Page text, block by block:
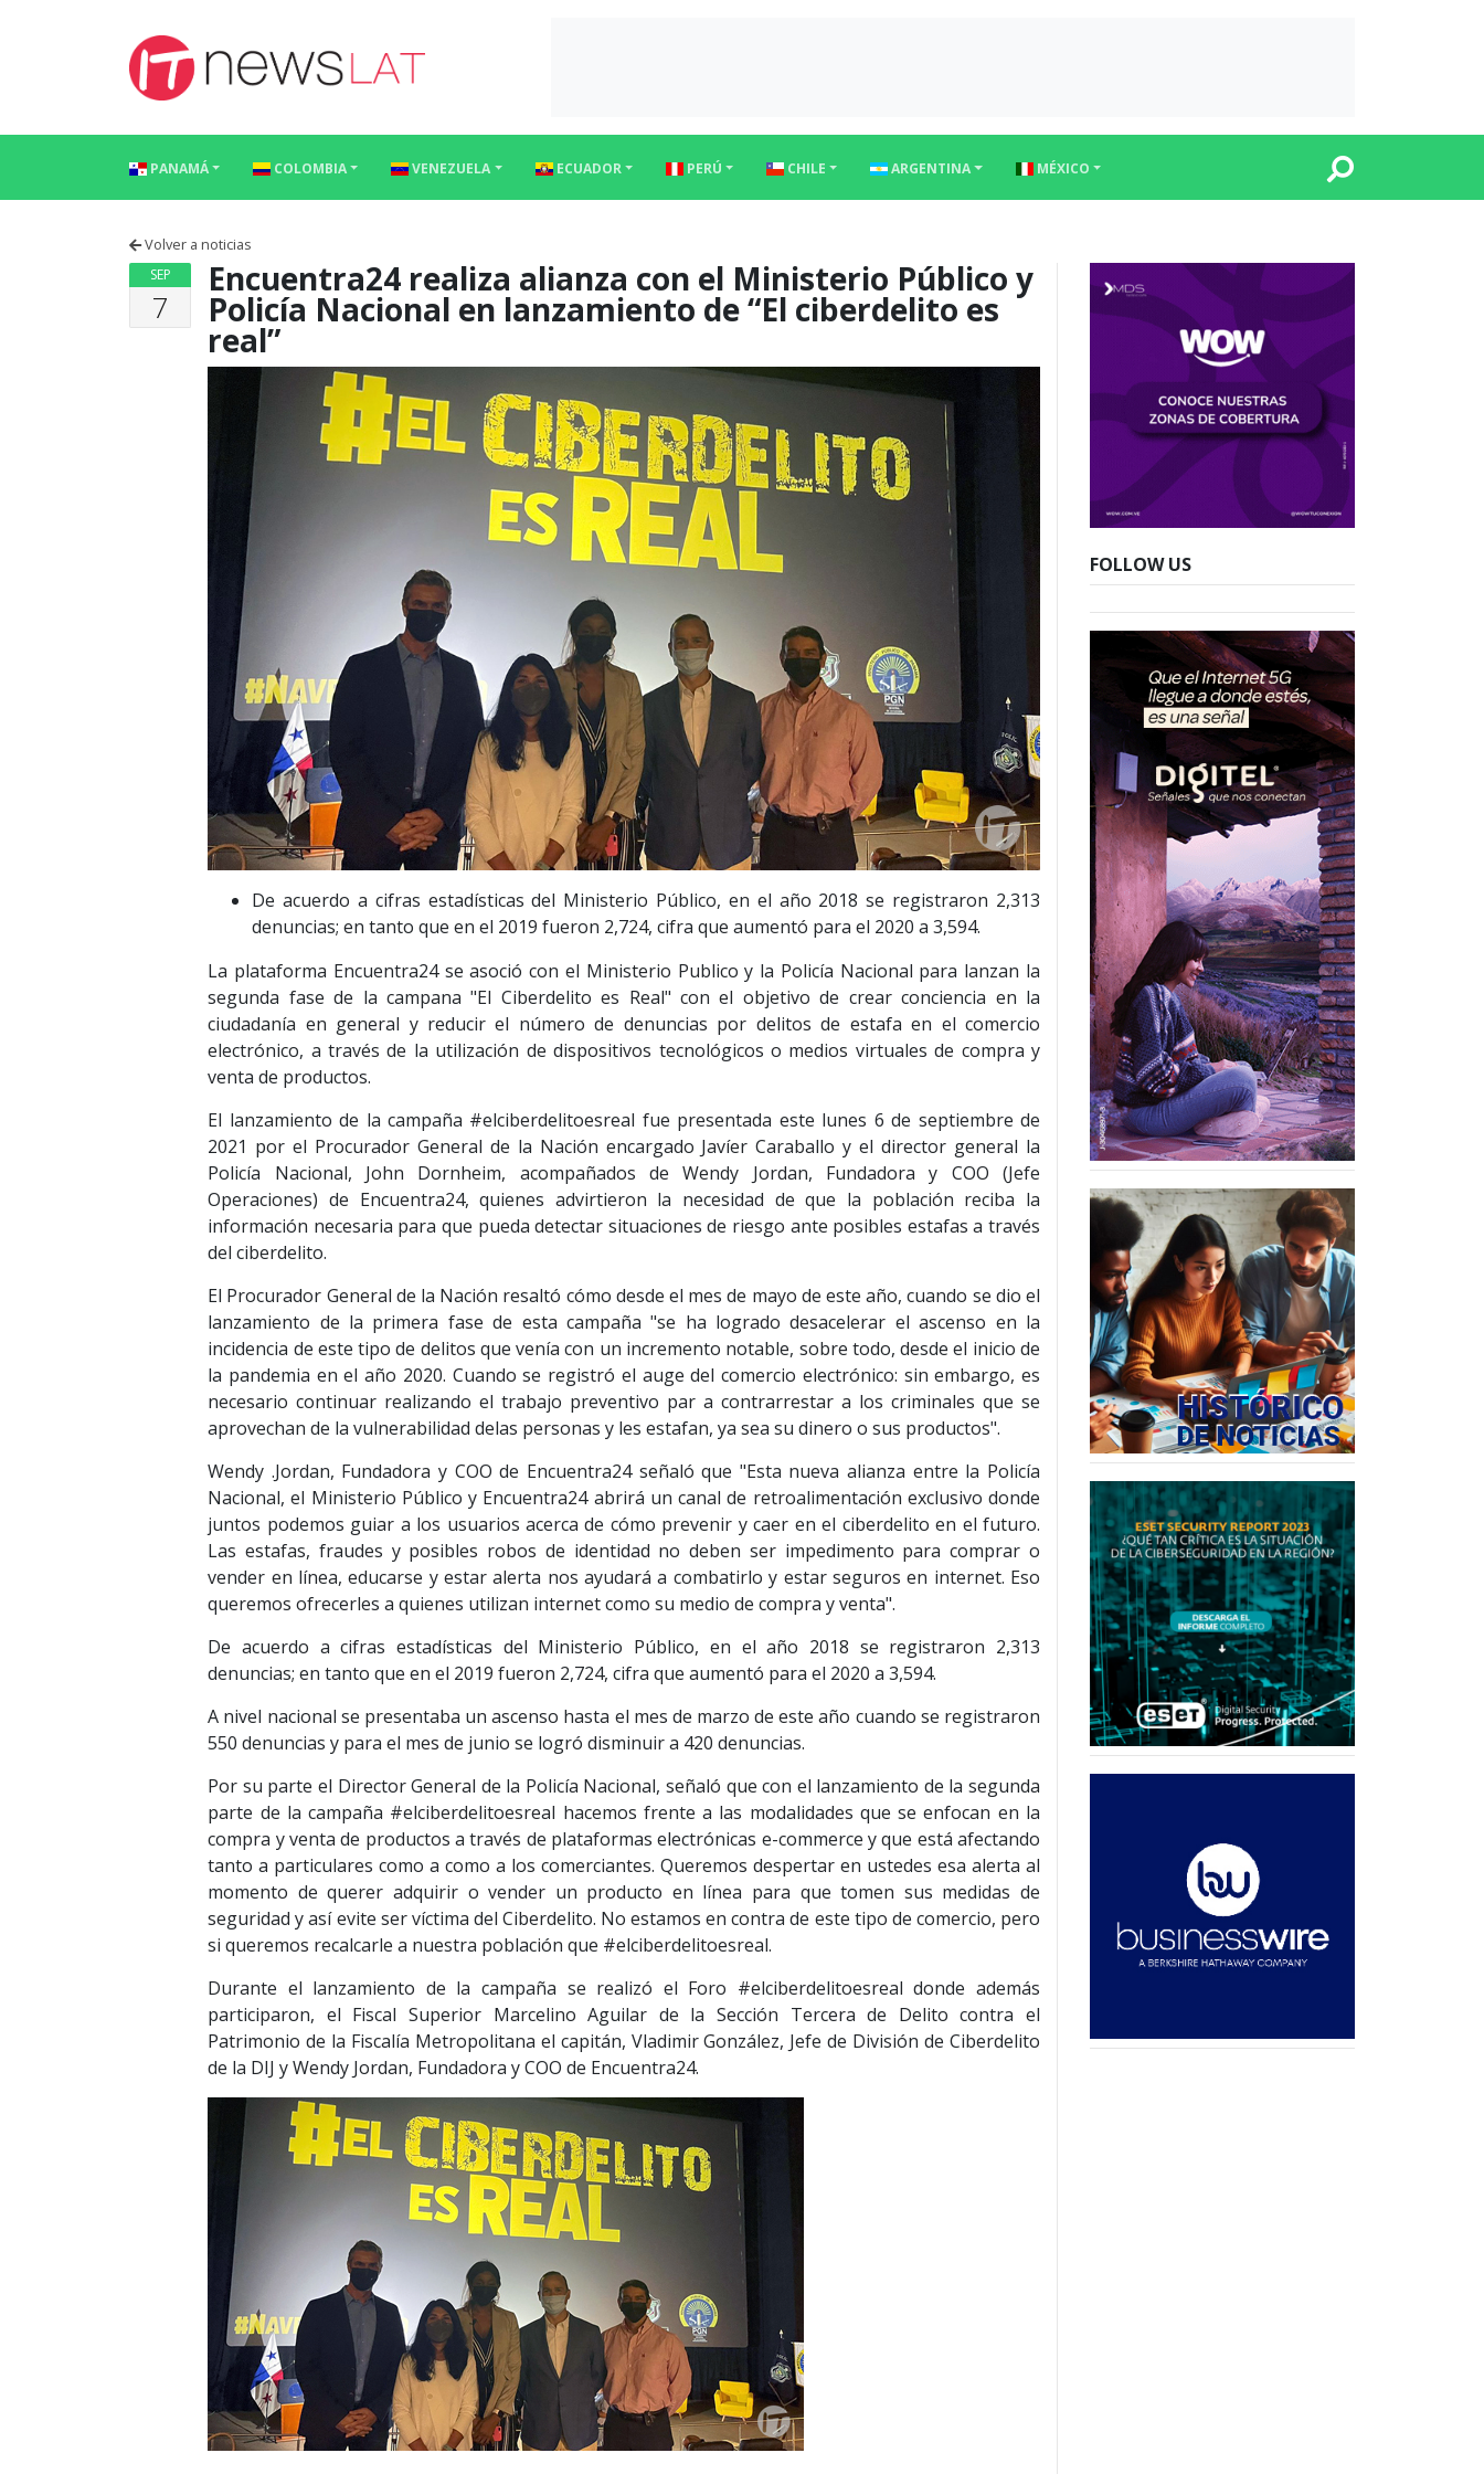
PANAMÁ COLOMBIA VENEZUELA ECUADOR PERÚ CHILE ARGENTINA MÉXICO
Volver a noticias
SEP
7
Encuentra24 realiza alianza con el Ministerio Público y
Policía Nacional en lanzamiento de “El ciberdelito es
real”
De acuerdo a cifras estadísticas del Ministerio Público, en el año 2018 se registraron 2,313
denuncias; en tanto que en el 2019 fueron 2,724, cifra que aumentó para el 2020 a 3,594.
La plataforma Encuentra24 se asoció con el Ministerio Publico y la Policía Nacional para lanzan la
segunda fase de la campana "El Ciberdelito es Real" con el objetivo de crear conciencia en la
ciudadanía en general y reducir el número de denuncias por delitos de estafa en el comercio
electrónico, a través de la utilización de dispositivos tecnológicos o medios virtuales de compra y
venta de productos.
El lanzamiento de la campaña #elciberdelitoesreal fue presentada este lunes 6 de septiembre de
2021 por el Procurador General de la Nación encargado Javíer Caraballo y el director general la
Policía Nacional, John Dornheim, acompañados de Wendy Jordan, Fundadora y COO (Jefe
Operaciones) de Encuentra24, quienes advirtieron la necesidad de que la población reciba la
información necesaria para que pueda detectar situaciones de riesgo ante posibles estafas a través
del ciberdelito.
El Procurador General de la Nación resaltó cómo desde el mes de mayo de este año, cuando se dio el
lanzamiento de la primera fase de esta campaña "se ha logrado desacelerar el ascenso en la
incidencia de este tipo de delitos que venía con un incremento notable, sobre todo, desde el inicio de
la pandemia en el año 2020. Cuando se registró el auge del comercio electrónico: sin embargo, es
necesario continuar realizando el trabajo preventivo par a contrarrestar a los criminales que se
aprovechan de la vulnerabilidad delas personas y les estafan, ya sea su dinero o sus productos".
Wendy .Jordan, Fundadora y COO de Encuentra24 señaló que "Esta nueva alianza entre la Policía
Nacional, el Ministerio Público y Encuentra24 abrirá un canal de retroalimentación exclusivo donde
juntos podemos guiar a los usuarios acerca de cómo prevenir y caer en el ciberdelito en el futuro.
Las estafas, fraudes y posibles robos de identidad no deben ser impedimento para comprar o
vender en línea, educarse y estar alerta nos ayudará a combatirlo y estar seguros en internet. Eso
queremos ofrecerles a quienes utilizan internet como su medio de compra y venta".
De acuerdo a cifras estadísticas del Ministerio Público, en el año 2018 se registraron 2,313
denuncias; en tanto que en el 2019 fueron 2,724, cifra que aumentó para el 2020 a 3,594.
A nivel nacional se presentaba un ascenso hasta el mes de marzo de este año cuando se registraron
550 denuncias y para el mes de junio se logró disminuir a 420 denuncias.
Por su parte el Director General de la Policía Nacional, señaló que con el lanzamiento de la segunda
parte de la campaña #elciberdelitoesreal hacemos frente a las modalidades que se enfocan en la
compra y venta de productos a través de plataformas electrónicas e-commerce y que está afectando
tanto a particulares como a como a los comerciantes. Queremos despertar en ustedes esa alerta al
momento de querer adquirir o vender un producto en línea para que tomen sus medidas de
seguridad y así evite ser víctima del Ciberdelito. No estamos en contra de este tipo de comercio, pero
si queremos recalcarle a nuestra población que #elciberdelitoesreal.
Durante el lanzamiento de la campaña se realizó el Foro #elciberdelitoesreal donde además
participaron, el Fiscal Superior Marcelino Aguilar de la Sección Tercera de Delito contra el
Patrimonio de la Fiscalía Metropolitana el capitán, Vladimir González, Jefe de División de Ciberdelito
de la DIJ y Wendy Jordan, Fundadora y COO de Encuentra24.
FOLLOW US